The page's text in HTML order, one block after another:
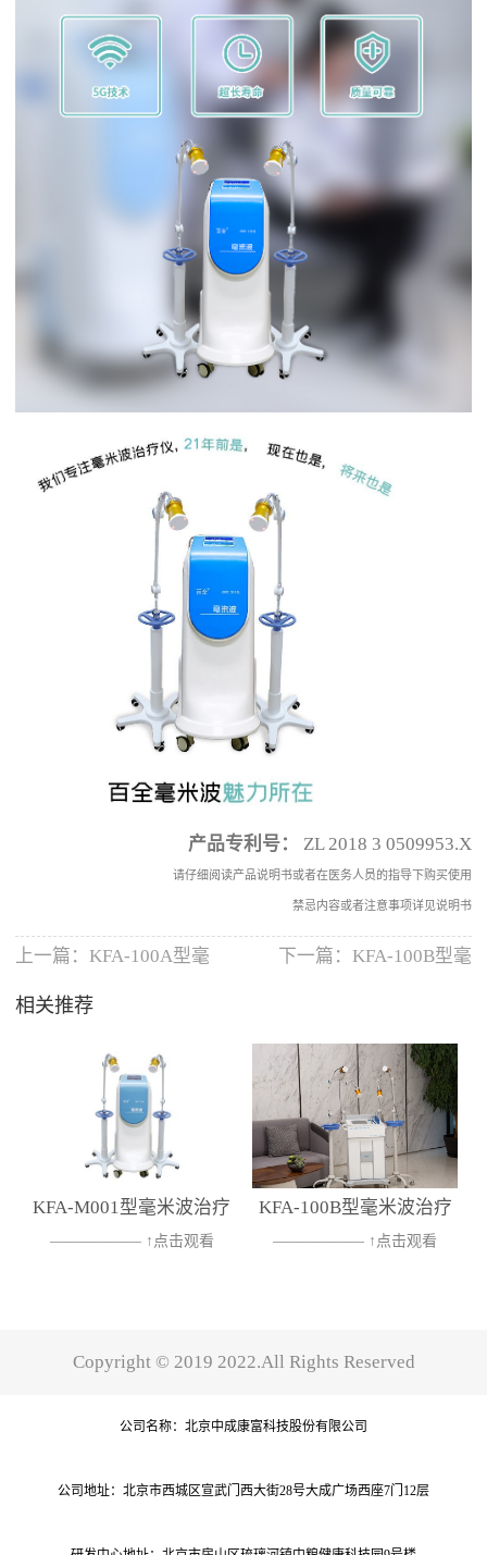
产品专利号： ZL 2018 3 0509953.X
请仔细阅读产品说明书或者在医务人员的指导下购买使用
禁忌内容或者注意事项详见说明书
上一篇： KFA-100A型毫 下一篇： KFA-100B型毫
相关推荐
KFA-M001型毫米波治疗
仪
—————— ↑点击观看
务...
容或者注意事项详见说明书
KFA-100B型毫米波治疗
仪
—————— ↑点击观看
员的指导下购买使用禁忌内容
Copyright © 2019 2022.All Rights Reserved
公司名称：北京中成康富科技股份有限公司
公司地址：北京市西城区宣武门西大街28号大成广场西座7门12层